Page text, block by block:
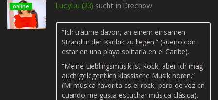
online LucyLiu (23) sucht in Drechow
“Ich träume davon, an einem einsamen
Strand in der Karibik zu liegen.” (Sueño con
estar en una playa solitaria en el Caribe).
“Meine Lieblingsmusik ist Rock, aber ich mag
auch gelegentlich klassische Musik hören.”
(Mi música favorita es el rock, pero de vez en
cuando me gusta escuchar música clásica).